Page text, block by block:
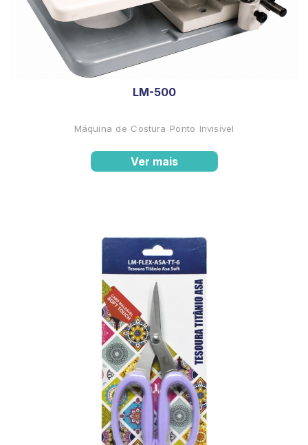
LM-500
Máquina de Costura Ponto Invisível
Ver mais